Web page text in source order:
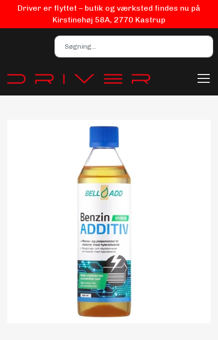
Driver er flyttet – butik og værksted findes nu på
Kirstinehøj 58A, 2770 Kastrup
Bilpleje
Biludstyr
EV Udstyr
Maling
Bilstereo
Transport Udstyr
Olie